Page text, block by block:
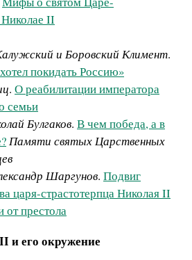
Николае II
и Боровский Климент.
покидать Россию»
. О реабилитации императора
семьи
Булгаков. В чем победа, а в
Памяти святых Царственных
Шаргунов. Подвиг
царя-страстотерпца Николая II
от престола
и его окружение